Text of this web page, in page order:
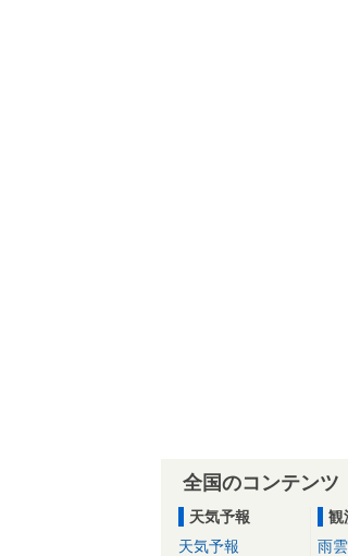
全国のコンテンツ
天気予報
天気予報
観
雨